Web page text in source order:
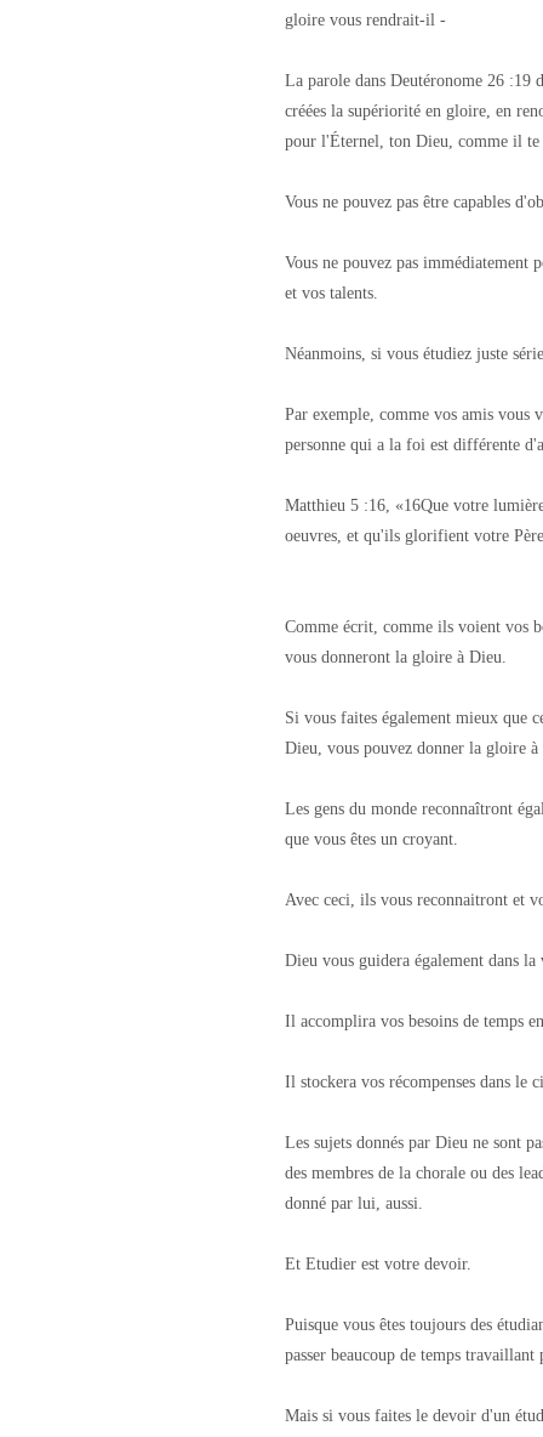
gloire vous rendrait-il -
La parole dans Deutéronome 26
créées la supériorité en gloire, en
pour l'Éternel, ton Dieu, comme il te
Vous ne pouvez pas être capables
Vous ne pouvez pas immédiatement
et vos talents.
Néanmoins, si vous étudiez juste
Par exemple, comme vos amis
personne qui a la foi est différente
Matthieu 5 :16, «16Que votre
oeuvres, et qu'ils glorifient votre
Comme écrit, comme ils voient vos
vous donneront la gloire à Dieu.
Si vous faites également mieux que
Dieu, vous pouvez donner la gloire
Les gens du monde reconnaîtront
que vous êtes un croyant.
Avec ceci, ils vous reconnaitront et
Dieu vous guidera également dans
Il accomplira vos besoins de temps
Il stockera vos récompenses dans le
Les sujets donnés par Dieu ne sont
des membres de la chorale ou des
donné par lui, aussi.
Et Etudier est votre devoir.
Puisque vous êtes toujours des
passer beaucoup de temps travaillant
Mais si vous faites le devoir d'un